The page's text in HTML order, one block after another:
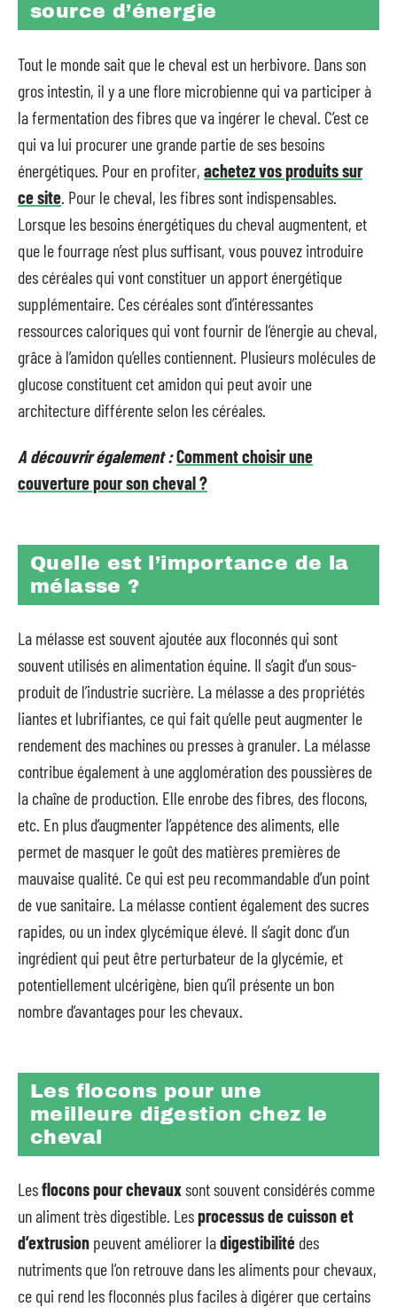
source d’énergie
Tout le monde sait que le cheval est un herbivore. Dans son
gros intestin, il y a une flore microbienne qui va participer à
la fermentation des fibres que va ingérer le cheval. C’est ce
qui va lui procurer une grande partie de ses besoins
énergétiques. Pour en profiter, achetez vos produits sur
ce site . Pour le cheval, les fibres sont indispensables.
Lorsque les besoins énergétiques du cheval augmentent, et
que le fourrage n’est plus suffisant, vous pouvez introduire
des céréales qui vont constituer un apport énergétique
supplémentaire. Ces céréales sont d’intéressantes
ressources caloriques qui vont fournir de l’énergie au cheval,
grâce à l’amidon qu’elles contiennent. Plusieurs molécules de
glucose constituent cet amidon qui peut avoir une
architecture différente selon les céréales.
A découvrir également :Comment choisir une
couverture pour son cheval ?
Quelle est l’importance de la
mélasse ?
La mélasse est souvent ajoutée aux floconnés qui sont
souvent utilisés en alimentation équine. Il s’agit d’un sous-
produit de l’industrie sucrière. La mélasse a des propriétés
liantes et lubrifiantes, ce qui fait qu’elle peut augmenter le
rendement des machines ou presses à granuler. La mélasse
contribue également à une agglomération des poussières de
la chaîne de production. Elle enrobe des fibres, des flocons,
etc. En plus d’augmenter l’appétence des aliments, elle
permet de masquer le goût des matières premières de
mauvaise qualité. Ce qui est peu recommandable d’un point
de vue sanitaire. La mélasse contient également des sucres
rapides, ou un index glycémique élevé. Il s’agit donc d’un
ingrédient qui peut être perturbateur de la glycémie, et
potentiellement ulcérigène, bien qu’il présente un bon
nombre d’avantages pour les chevaux.
Les flocons pour une
meilleure digestion chez le
cheval
Lesflocons pour chevauxsont souvent considérés comme
un aliment très digestible. Lesprocessus de cuisson et
d’extrusion peuvent améliorer ladigestibilité des
nutriments que l’on retrouve dans les aliments pour chevaux,
ce qui rend les floconnés plus faciles à digérer que certains